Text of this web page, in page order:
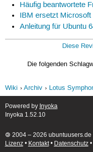
Häufig beantwortete
IBM ersetzt
Anleitung für Ubuntu
Diese
Die folgenden
Wiki
Archiv Lotus
Powered by Inyoka
Inyoka 1.52.10
🄯 2004 – 2026 ubuntuusers.de
Lizenz• Kontakt• Datenschutz•